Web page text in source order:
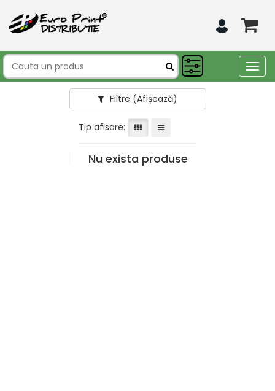
Filtre (Afișează)
Tip afisare:
Nu exista produse